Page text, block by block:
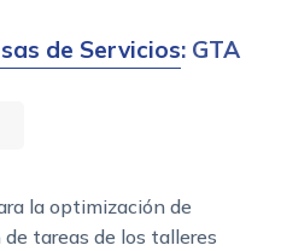
de Servicios: GTA
la optimización de
tareas de los talleres